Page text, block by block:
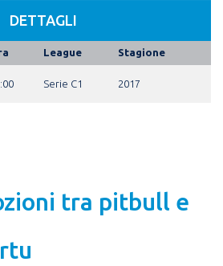
DETTAGLI
League Stagione
Serie C1 2017
tra pitbull e